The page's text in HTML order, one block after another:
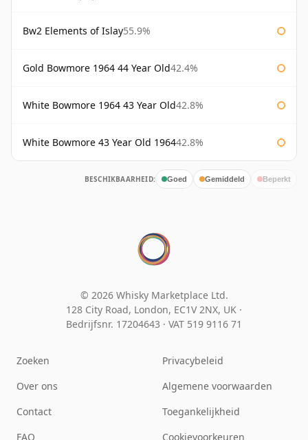
Bw2 Elements of Islay55.9%
Gold Bowmore 1964 44 Year Old42.4%
White Bowmore 1964 43 Year Old42.8%
White Bowmore 43 Year Old 196442.8%
BESCHIKBAARHEID: Goed Gemiddeld Beperkt
© 2026 Whisky Marketplace Ltd.
128 City Road, London, EC1V 2NX, UK ·
Bedrijfsnr. 17204643 · VAT 519 9116 71
Zoeken
Over ons
Contact
FAQ
Privacybeleid
Algemene voorwaarden
Toegankelijkheid
Cookievoorkeuren